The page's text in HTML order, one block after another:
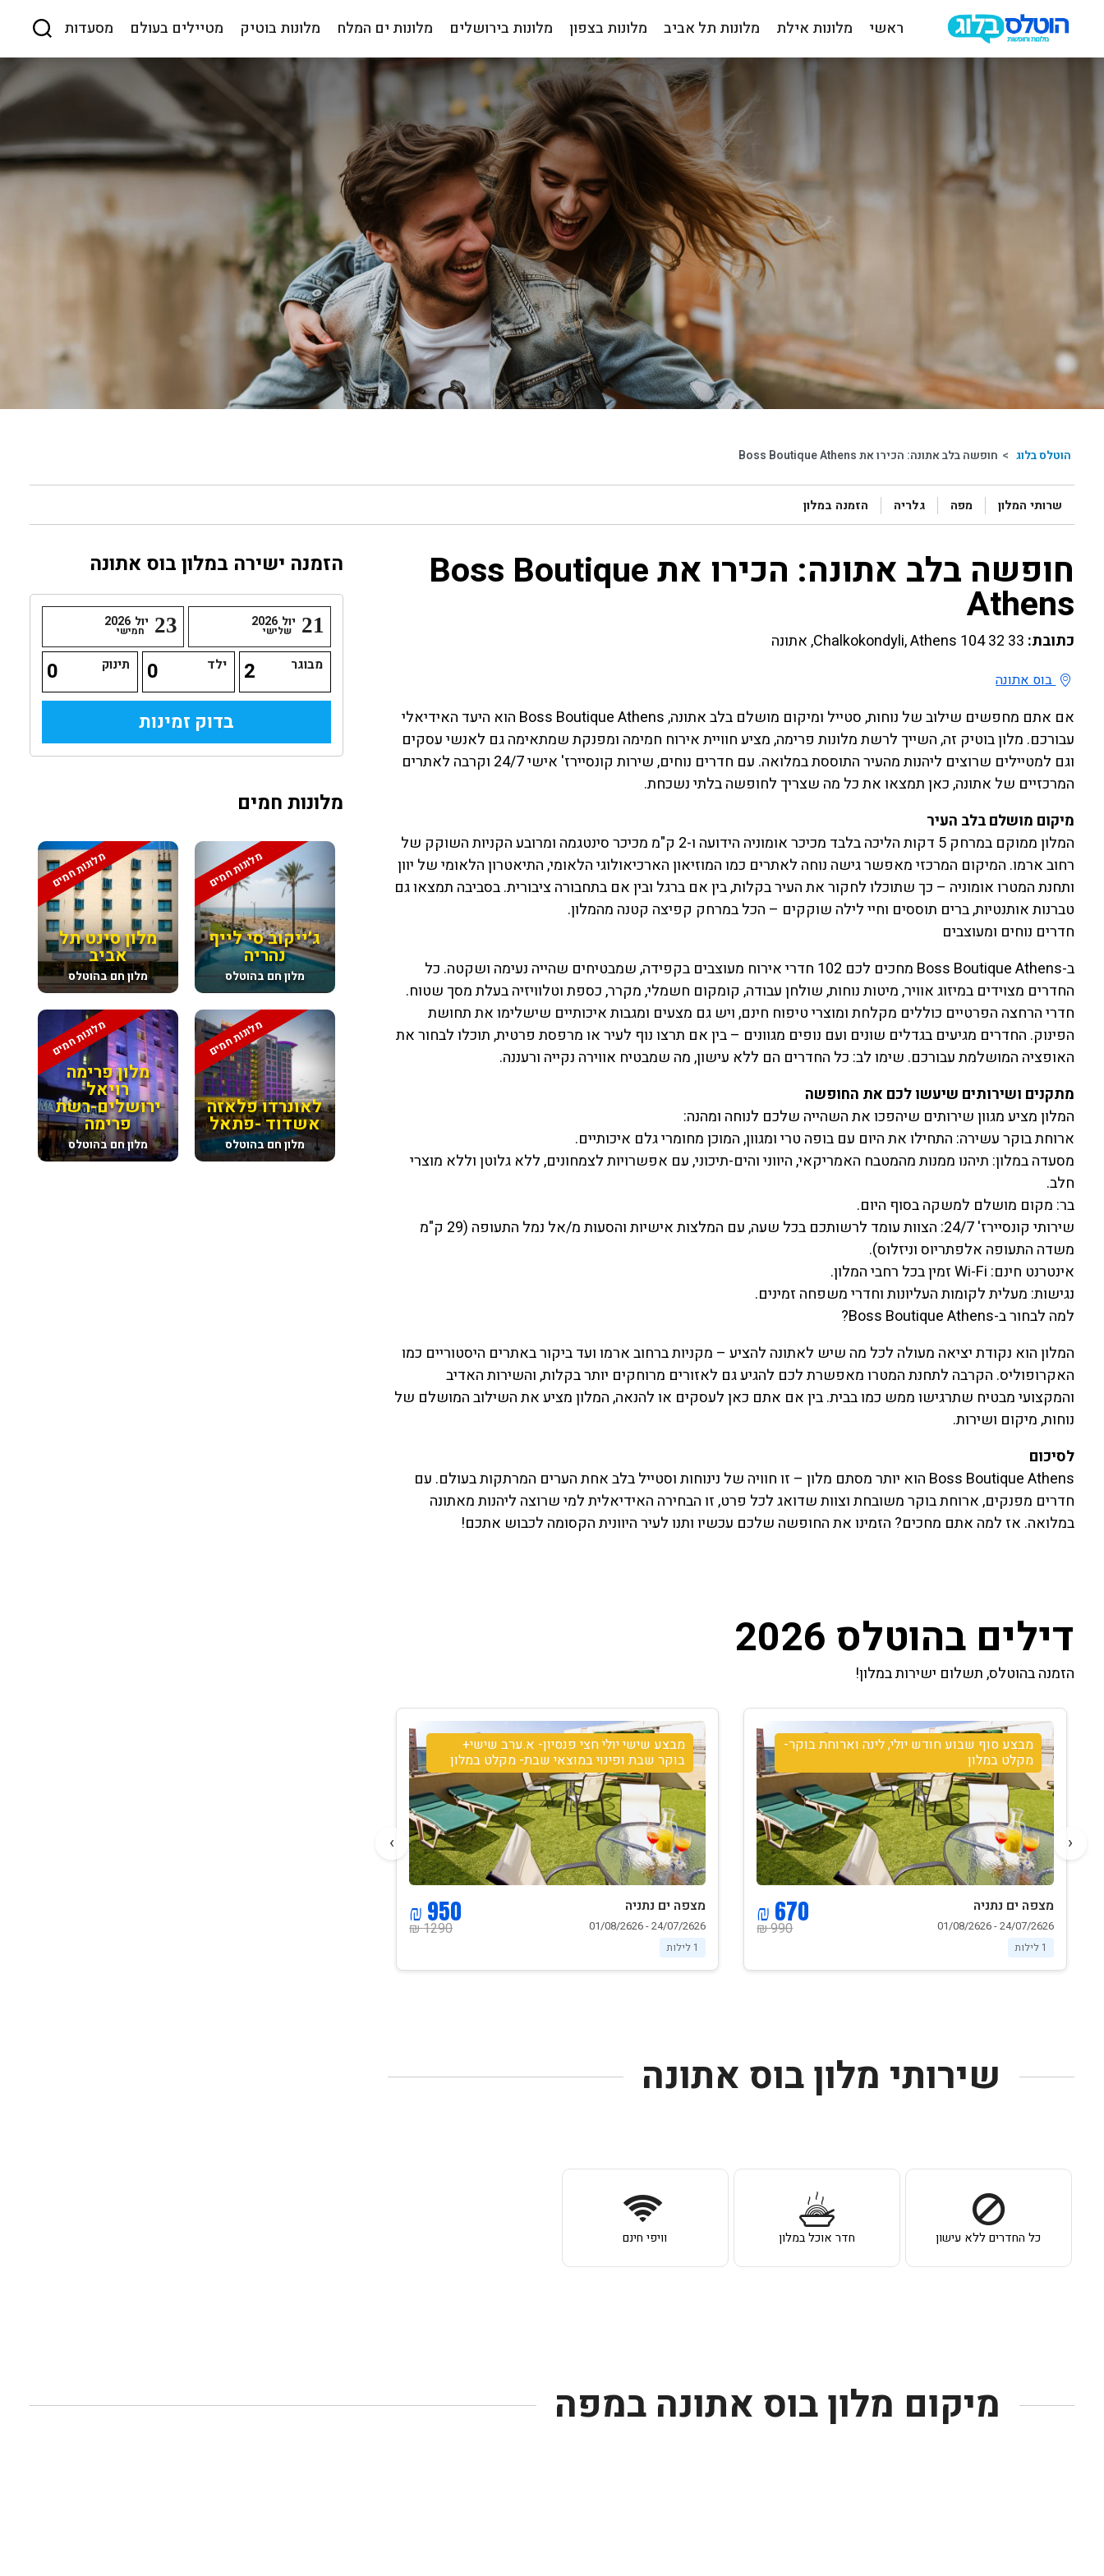
הוטלס
ראשי מלונות אילת מלונות תל אביב מלונות בצפון מלונות בירושלים מלונות ים המלח מלונות בוטיק מטיילים בעולם מסעדות
הוטלס בלוג > חופשה בלב אתונה: הכירו את Boss Boutique Athens
שרותי המלון מפה גלריה הזמנה במלון
הזמנה ישירה במלון בוס אתונה
21 יול 2026
שלישי 23 יול 2026
חמישי
מבוגר ילד תינוק
מלונות חמים
מלונות חמים
מלון סינט תל
אביב
מלון חם בהוטלס
מלונות חמים
ג׳ייקוב סי לייף
נהריה
מלון חם בהוטלס
מלונות חמים
מלון פרימה
רויאל
ירושלים-רשת
פרימה
מלון חם בהוטלס
מלונות חמים
לאונרדו פלאזה
אשדוד -פתאל
מלון חם בהוטלס
חופשה בלב אתונה: הכירו את Boss Boutique
Athens
כתובת:
בוס אתונה
אם אתם מחפשים שילוב של נוחות, סטייל ומיקום מושלם בלב אתונה, Boss Boutique Athens הוא היעד האידיאלי
עבורכם. מלון בוטיק זה, השייך לרשת מלונות פרימה, מציע חוויית אירוח חמימה ומפנקת שמתאימה גם לאנשי עסקים
וגם למטיילים שרוצים ליהנות מהעיר התוססת במלואה. עם חדרים נוחים, שירות קונסיירז' אישי 24/7 וקרבה לאתרים
המרכזיים של אתונה, כאן תמצאו את כל מה שצריך לחופשה בלתי נשכחת.
מיקום מושלם בלב העיר
המלון ממוקם במרחק 5 דקות הליכה בלבד מכיכר אומוניה הידועה ו-2 ק"מ מכיכר סינטגמה ומרובע הקניות השוקק של
רחוב ארמו. המיקום המרכזי מאפשר גישה נוחה לאתרים כמו המוזיאון הארכיאולוגי הלאומי, התיאטרון הלאומי של יוון
ותחנת המטרו אומוניה – כך שתוכלו לחקור את העיר בקלות, בין אם ברגל ובין אם בתחבורה ציבורית. בסביבה תמצאו גם
טברנות אותנטיות, ברים תוססים וחיי לילה שוקקים – הכל במרחק קפיצה קטנה מהמלון.
חדרים נוחים ומעוצבים
ב-Boss Boutique Athens מחכים לכם 102 חדרי אירוח מעוצבים בקפידה, שמבטיחים שהייה נעימה ושקטה. כל
החדרים מצוידים במיזוג אוויר, מיטות נוחות, שולחן עבודה, קומקום חשמלי, מקרר, כספת וטלוויזיה בעלת מסך שטוח.
חדרי הרחצה הפרטיים כוללים מקלחת ומוצרי טיפוח חינם, ויש גם מצעים ומגבות איכותיים שישלימו את תחושת
הפינוק. החדרים מגיעים בגדלים שונים ועם נופים מגוונים – בין אם תרצו נוף לעיר או מרפסת פרטית, תוכלו לבחור את
האופציה המושלמת עבורכם. שימו לב: כל החדרים הם ללא עישון, מה שמבטיח אווירה נקייה ורעננה.
מתקנים ושירותים שיעשו לכם את החופשה
המלון מציע מגוון שירותים שיהפכו את השהייה שלכם לנוחה ומהנה:
ארוחת בוקר עשירה: התחילו את היום עם בופה טרי ומגוון, המוכן מחומרי גלם איכותיים.
מסעדה במלון: תיהנו ממנות מהמטבח האמריקאי, היווני והים-תיכוני, עם אפשרויות לצמחונים, ללא גלוטן וללא מוצרי
חלב.
בר: מקום מושלם למשקה בסוף היום.
שירותי קונסיירז' 24/7: הצוות עומד לרשותכם בכל שעה, עם המלצות אישיות והסעות מ/אל נמל התעופה (29 ק"מ
משדה התעופה אלפתריוס וניזלוס).
אינטרנט חינם: Wi-Fi זמין בכל רחבי המלון.
נגישות: מעלית לקומות העליונות וחדרי משפחה זמינים.
למה לבחור ב-Boss Boutique Athens?
המלון הוא נקודת יציאה מעולה לכל מה שיש לאתונה להציע – מקניות ברחוב ארמו ועד ביקור באתרים היסטוריים כמו
האקרופוליס. הקרבה לתחנת המטרו מאפשרת לכם להגיע גם לאזורים מרוחקים יותר בקלות, והשירות האדיב
והמקצועי מבטיח שתרגישו ממש כמו בבית. בין אם אתם כאן לעסקים או להנאה, המלון מציע את השילוב המושלם של
נוחות, מיקום ושירות.
לסיכום
Boss Boutique Athens הוא יותר מסתם מלון – זו חוויה של נינוחות וסטייל בלב אחת הערים המרתקות בעולם. עם
חדרים מפנקים, ארוחת בוקר משובחת וצוות שדואג לכל פרט, זו הבחירה האידיאלית למי שרוצה ליהנות מאתונה
במלואה. אז למה אתם מחכים? הזמינו את החופשה שלכם עכשיו ותנו לעיר היוונית הקסומה לכבוש אתכם!
דילים בהוטלס 2026
הזמנה בהוטלס, תשלום ישירות במלון!
מבצע סוף שבוע חודש יולי, לינה וארוחת בוקר-
מקלט במלון
מצפה ים נתניה
24/07/2626 - 01/08/2626
1 לילות
990 ₪
670 ₪
מבצע שישי יולי חצי פנסיון- א.ערב שישי+
בוקר שבת ופינוי במוצאי שבת- מקלט במלון
מצפה ים נתניה
24/07/2626 - 01/08/2626
1 לילות
1290 ₪
950 ₪
‹
›
שירותי מלון בוס אתונה
כל החדרים ללא עישון חדר אוכל במלון וויפי חינם
מיקום מלון בוס אתונה במפה